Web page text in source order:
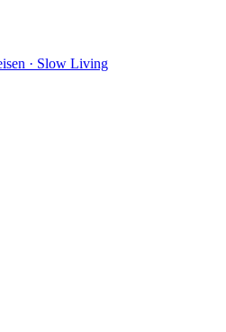
· Slow Living